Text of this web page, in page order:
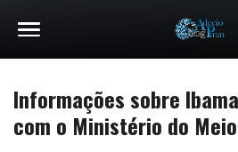
Informações sobre
com o Ministério do